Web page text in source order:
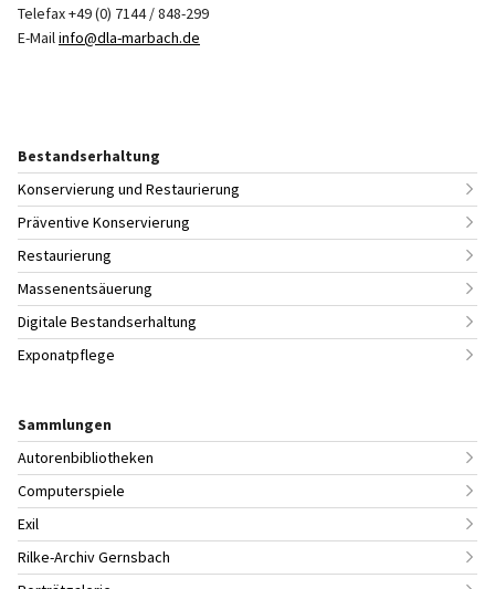
Telefax +49 (0) 7144 / 848-299
E-Mail info@dla-marbach.de
Bestandserhaltung
Konservierung und Restaurierung
Präventive Konservierung
Restaurierung
Massenentsäuerung
Digitale Bestandserhaltung
Exponatpflege
Sammlungen
Autorenbibliotheken
Computerspiele
Exil
Rilke-Archiv Gernsbach